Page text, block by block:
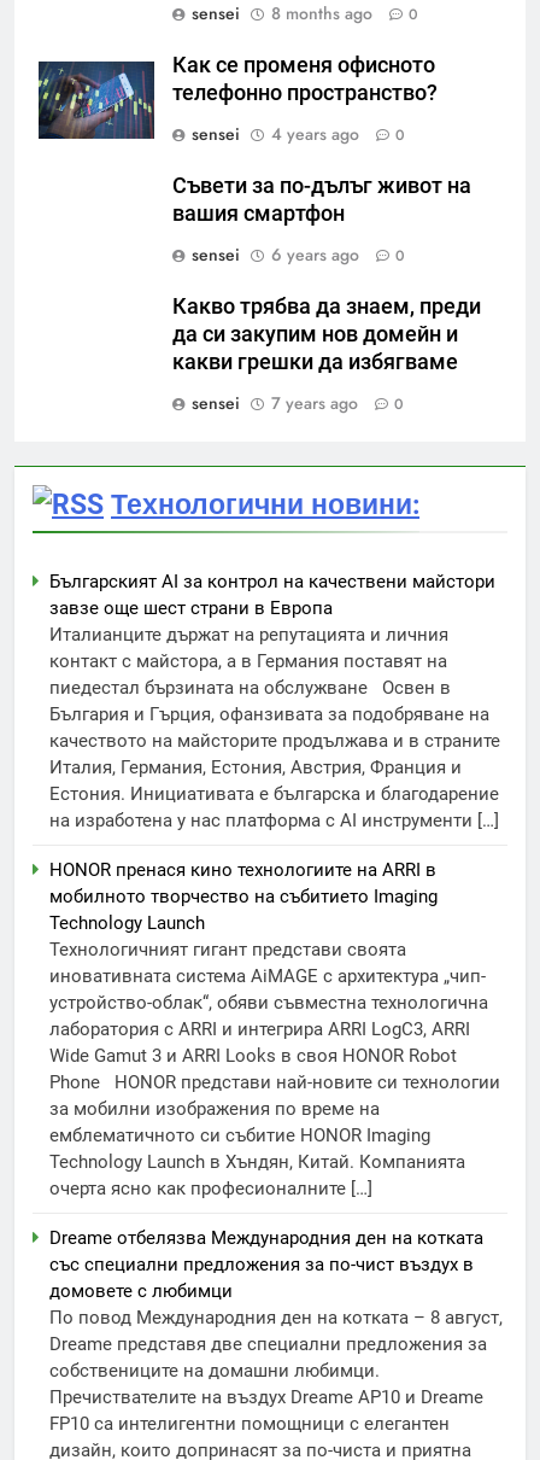
sensei
8 months ago 0
Как се променя офисното
телефонно пространство?
sensei
4 years ago 0
Съвети за по-дълъг живот на
вашия смартфон
sensei
6 years ago 0
Какво трябва да знаем, преди
да си закупим нов домейн и
какви грешки да избягваме
sensei
7 years ago 0
Технологични новини:
Българският AI за контрол на качествени майстори
завзе още шест страни в Европа
Италианците държат на репутацията и личния
контакт с майстора, а в Германия поставят на
пиедестал бързината на обслужване Освен в
България и Гърция, офанзивата за подобряване на
качеството на майсторите продължава и в страните
Италия, Германия, Естония, Австрия, Франция и
Естония. Инициативата е българска и благодарение
на изработена у нас платформа с AI инструменти […]
HONOR пренася кино технологиите на ARRI в
мобилното творчество на събитието Imaging
Technology Launch
Технологичният гигант представи своята
иновативната система AiMAGE с архитектура „чип-
устройство-облак“, обяви съвместна технологична
лаборатория с ARRI и интегрира ARRI LogC3, ARRI
Wide Gamut 3 и ARRI Looks в своя HONOR Robot
Phone HONOR представи най-новите си технологии
за мобилни изображения по време на
емблематичното си събитие HONOR Imaging
Technology Launch в Хъндян, Китай. Компанията
очерта ясно как професионалните […]
Dreame отбелязва Международния ден на котката
със специални предложения за по-чист въздух в
домовете с любимци
По повод Международния ден на котката – 8 август,
Dreame представя две специални предложения за
собствениците на домашни любимци.
Пречиствателите на въздух Dreame AP10 и Dreame
FP10 са интелигентни помощници с елегантен
дизайн, които допринасят за по-чиста и приятна